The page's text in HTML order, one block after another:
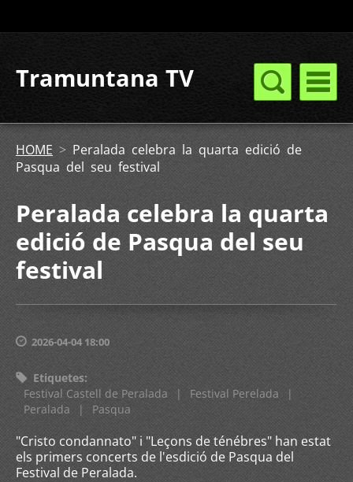
Tramuntana TV
HOME > Peralada celebra la quarta edició de
Pasqua del seu festival
Peralada celebra la quarta
edició de Pasqua del seu
festival
2026-04-04 18:00
Etiquetes:
Festival Castell de Peralada
| Festival Perelada
|
Peralada
| Pasqua
"Cristo condannato" i "Leçons de ténébres" han estat
els primers concerts de l'esdició de Pasqua del
Festival de Peralada.